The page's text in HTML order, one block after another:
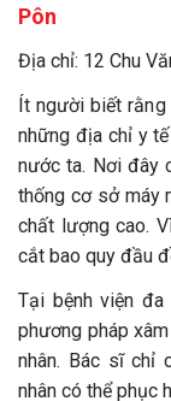
Pôn
Địa chỉ: 12 Chu
Ít người biết rằng
những địa chỉ y
nước ta. Nơi đây
thống cơ sở máy
chất lượng cao.
cắt bao quy đầu
Tại bệnh viện đa
phương pháp
nhân. Bác sĩ chỉ
nhân có thể phục